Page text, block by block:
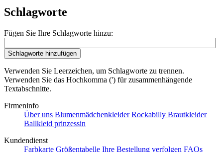
Schlagworte
Fügen Sie Ihre Schlagworte hinzu:
Schlagworte hinzufügen
Verwenden Sie Leerzeichen, um Schlagworte zu trennen.
Verwenden Sie das Hochkomma (') für zusammenhängende
Textabschnitte.
Firmeninfo
Über uns Blumenmädchenkleider Rockabilly Brautkleider
Ballkleid prinzessin
Kundendienst
Farbkarte Größentabelle Ihre Bestellung verfolgen FAQs